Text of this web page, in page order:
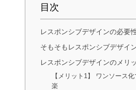
目次
レスポンシブデザインの必要
そもそもレスポンシブデザイ
レスポンシブデザインのメリ
【メリット1】 ワンソース
楽